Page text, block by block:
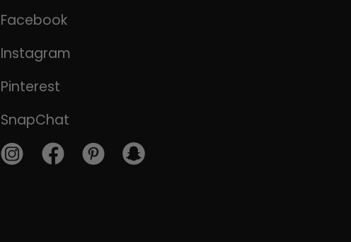
Facebook
Instagram
Pinterest
SnapChat